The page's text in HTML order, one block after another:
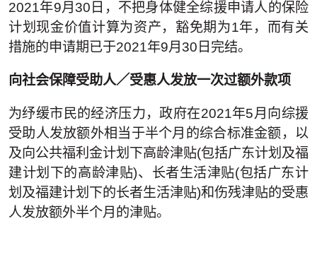
2021年9月30日，不把身体健全综援申请人的保险
计划现金价值计算为资产，豁免期为1年，而有关
措施的申请期已于2021年9月30日完结。
向社会保障受助人／受惠人发放一次过额外款项
为纾缓市民的经济压力，政府在2021年5月向综援
受助人发放额外相当于半个月的综合标准金额，以
及向公共福利金计划下高龄津贴(包括广东计划及福
建计划下的高龄津贴)、长者生活津贴(包括广东计
划及福建计划下的长者生活津贴)和伤残津贴的受惠
人发放额外半个月的津贴。